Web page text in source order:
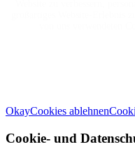
OkayCookies ablehnen
Cookie- und